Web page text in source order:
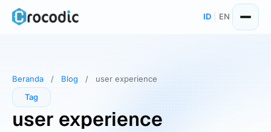
Skip
ID EN
Beranda / Blog /
user experience
Tag
user experience